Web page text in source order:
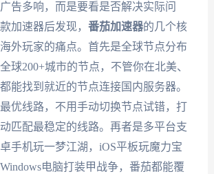
告多响，而是要看是否解决实际问
加速器后发现， 番茄加速器的几个核
外玩家的痛点。首先是全球节点分布
200+城市的节点，不管你在北美、
能找到就近的节点连接国内服务器。
优线路，不用手动切换节点试错，打
匹配最稳定的线路。再者是多平台支
手机玩一梦江湖，iOS平板玩魔力宝
电脑打装甲战争，番茄都能覆